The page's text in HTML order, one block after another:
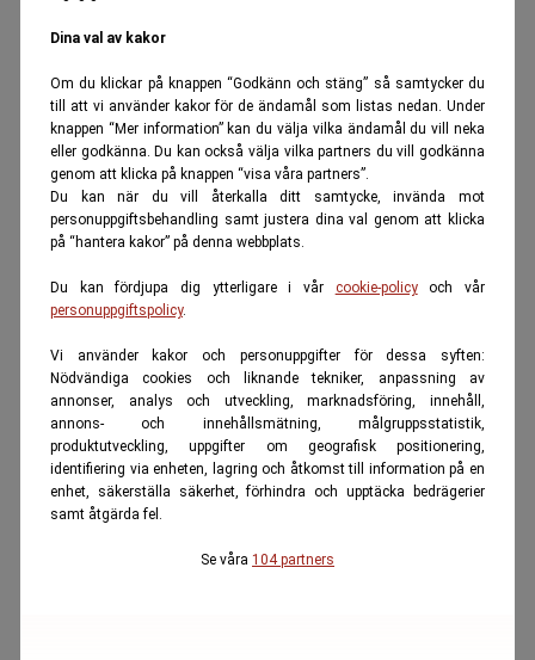
Dina val av kakor
Om du klickar på knappen “Godkänn och stäng” så samtycker du
till att vi använder kakor för de ändamål som listas nedan. Under
knappen “Mer information” kan du välja vilka ändamål du vill neka
eller godkänna. Du kan också välja vilka partners du vill godkänna
genom att klicka på knappen “visa våra partners”.
Du kan när du vill återkalla ditt samtycke, invända mot
personuppgiftsbehandling samt justera dina val genom att klicka
på “hantera kakor” på denna webbplats.
Du kan fördjupa dig ytterligare i vår cookie-policyoch vår
personuppgiftspolicy.
Vi använder kakor och personuppgifter för dessa syften:
Nödvändiga cookies och liknande tekniker, anpassning av
annonser, analys och utveckling, marknadsföring, innehåll,
annons- och innehållsmätning, målgruppsstatistik,
produktutveckling, uppgifter om geografisk positionering,
identifiering via enheten, lagring och åtkomst till information på en
enhet, säkerställa säkerhet, förhindra och upptäcka bedrägerier
samt åtgärda fel.
Se våra 104 partners